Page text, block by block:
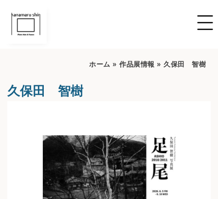
ホーム » 作品展情報 » 久保田 智樹
久保田 智樹